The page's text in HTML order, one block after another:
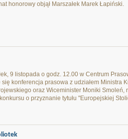
honorowy objął Marszałek Marek Łapiński.
9 listopada o godz. 12.00 w Centrum
konferencja prasowa z udziałem Ministra
oraz Wiceminister Moniki Smoleń,
o przyznanie tytułu "Europejskiej